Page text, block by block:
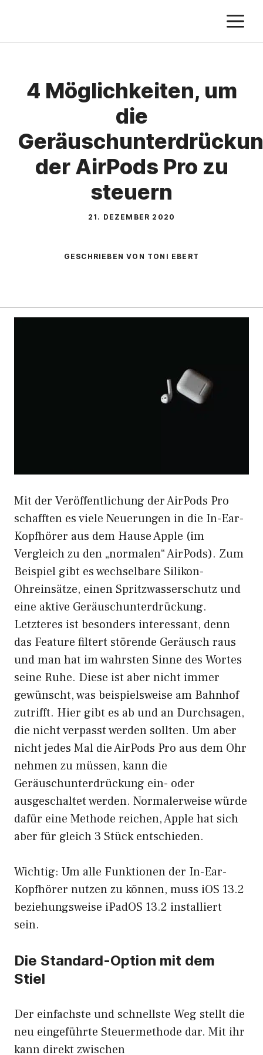
springen
4 Möglichkeiten, um
die
der AirPods Pro zu
steuern
21. DEZEMBER 2020
GESCHRIEBEN VON TONI EBERT
Mit der Veröffentlichung der AirPods Pro
schafften es viele Neuerungen in die In-Ear-
Kopfhörer aus dem Hause Apple (im
Vergleich zu den „normalen“ AirPods). Zum
Beispiel gibt es wechselbare Silikon-
Ohreinsätze, einen Spritzwasserschutz und
eine aktive Geräuschunterdrückung.
Letzteres ist besonders interessant, denn
das Feature filtert störende Geräusch raus
und man hat im wahrsten Sinne des Wortes
seine Ruhe. Diese ist aber nicht immer
gewünscht, was beispielsweise am Bahnhof
zutrifft. Hier gibt es ab und an Durchsagen,
die nicht verpasst werden sollten. Um aber
nicht jedes Mal die AirPods Pro aus dem Ohr
nehmen zu müssen, kann die
Geräuschunterdrückung ein- oder
ausgeschaltet werden. Normalerweise würde
dafür eine Methode reichen, Apple hat sich
aber für gleich 3 Stück entschieden.
Wichtig: Um alle Funktionen der In-Ear-
Kopfhörer nutzen zu können, muss iOS 13.2
beziehungsweise iPadOS 13.2 installiert
sein.
Die Standard-Option mit dem
Stiel
Der einfachste und schnellste Weg stellt die
neu eingeführte Steuermethode dar. Mit ihr
kann direkt zwischen